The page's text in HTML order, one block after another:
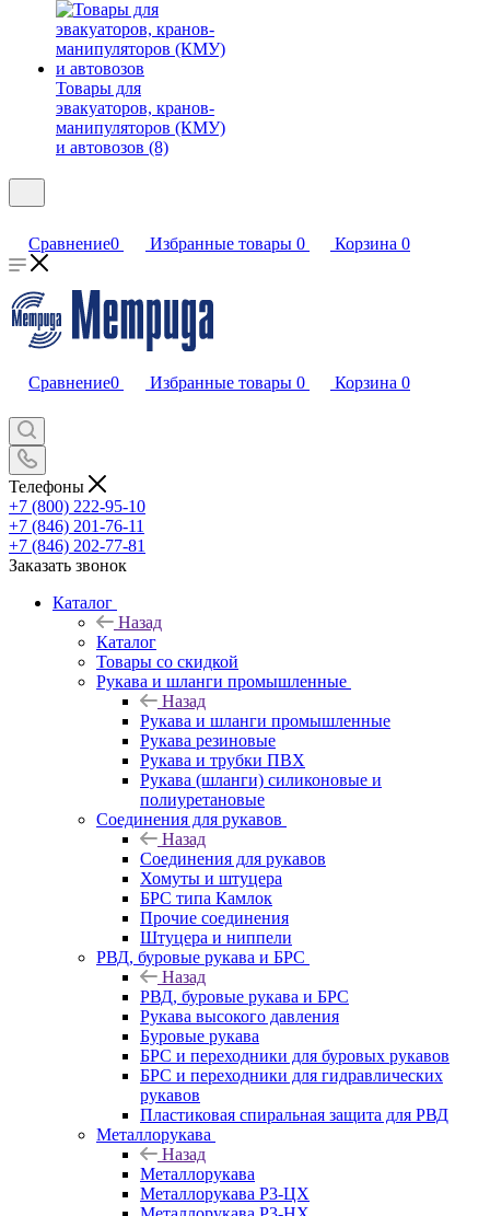
Товары для
эвакуаторов, кранов-
манипуляторов (КМУ)
и автовозов (8)
Сравнение0 Избранные товары 0 Корзина 0
Сравнение0 Избранные товары 0 Корзина 0
Телефоны
+7 (800) 222-95-10
+7 (846) 201-76-11
+7 (846) 202-77-81
Заказать звонок
Каталог
Назад
Каталог
Товары со скидкой
Рукава и шланги промышленные
Назад
Рукава и шланги промышленные
Рукава резиновые
Рукава и трубки ПВХ
Рукава (шланги) силиконовые и
полиуретановые
Соединения для рукавов
Назад
Соединения для рукавов
Хомуты и штуцера
БРС типа Камлок
Прочие соединения
Штуцера и ниппели
РВД, буровые рукава и БРС
Назад
РВД, буровые рукава и БРС
Рукава высокого давления
Буровые рукава
БРС и переходники для буровых рукавов
БРС и переходники для гидравлических
рукавов
Пластиковая спиральная защита для РВД
Металлорукава
Назад
Металлорукава
Металлорукава Р3-ЦХ